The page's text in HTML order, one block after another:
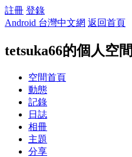
註冊 登錄
Android 台灣中文網 返回首頁
tetsuka66的個人空間
空間首頁
動態
記錄
日誌
相冊
主題
分享